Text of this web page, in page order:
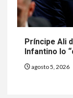
Príncipe Ali
Infantino lo
agosto 5, 2026